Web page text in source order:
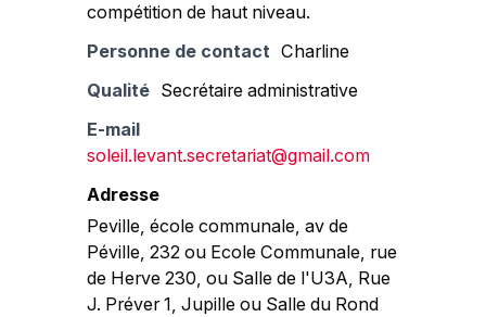
compétition de haut niveau.
Personne de contact Charline
Qualité Secrétaire administrative
E-mail
soleil.levant.secretariat@gmail.com
Adresse
Peville, école communale, av de
Péville, 232 ou Ecole Communale, rue
de Herve 230, ou Salle de l'U3A, Rue
J. Préver 1, Jupille ou Salle du Rond